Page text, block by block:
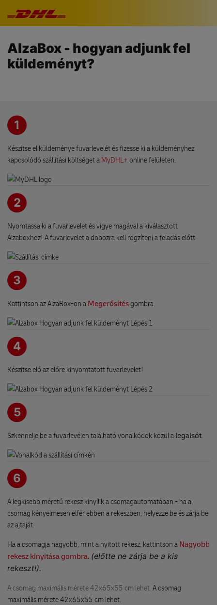
AlzaBox - hogyan adjunk fel
küldeményt?
1
Készítse el küldeménye fuvarlevelét és fizesse ki a küldeményhez
kapcsolódó szállítási költséget a MyDHL+ online felületen.
2
Nyomtassa ki a fuvarlevelet és vigye magával a kiválasztott
Alzaboxhoz! A fuvarlevelet a dobozra kell rögzíteni a feladás előtt.
3
Kattintson az AlzaBox-on a Megerősítésgombra.
4
Készítse elő az előre kinyomtatott fuvarlevelet!
5
Szkennelje be a fuvarlevélen található vonalkódok közül a legalsót.
6
A legkisebb méretű rekesz kinyílik a csomagautomatában - ha a
csomag kényelmesen elfér ebben a rekeszben, helyezze be és zárja be
az ajtaját.
Ha a csomagja nagyobb, mint a nyitott rekesz, kattintson a Nagyobb
rekesz kinyitása gombra. (előtte ne zárja be a kis
rekeszt!).
A csomag maximális mérete 42x65x55 cm lehet. A csomag
maximális mérete 42x65x55 cm lehet.